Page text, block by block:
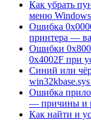
Как убрать
меню Windows
Ошибка
принтера —
Ошибки
0x4002F при
Синий или
Ошибка
— причины и
Как найти и